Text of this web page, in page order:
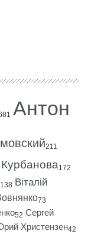
Антон
211
172
138 Віталій
73
52 Сергей
Христензен42